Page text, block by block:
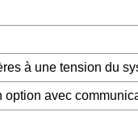
à une tension du
option avec